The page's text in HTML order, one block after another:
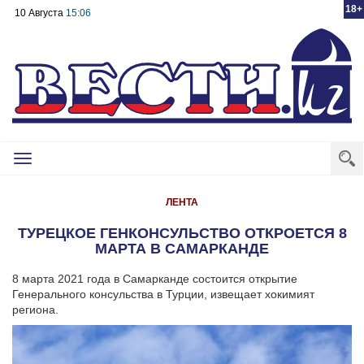
18+
10 Августа 15:06
Toggle
ЛЕНТА
ТУРЕЦКОЕ ГЕНКОНСУЛЬСТВО ОТКРОЕТСЯ 8
МАРТА В САМАРКАНДЕ
8 марта 2021 года в Самарканде состоится открытие
Генерального консульства в Турции, извещает хокимият
региона.